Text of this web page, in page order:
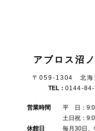
アブロス沼
〒059-1304 北海
TEL： 0144-
営業時間 平 日：
土日祝：
休館日 毎月30日、